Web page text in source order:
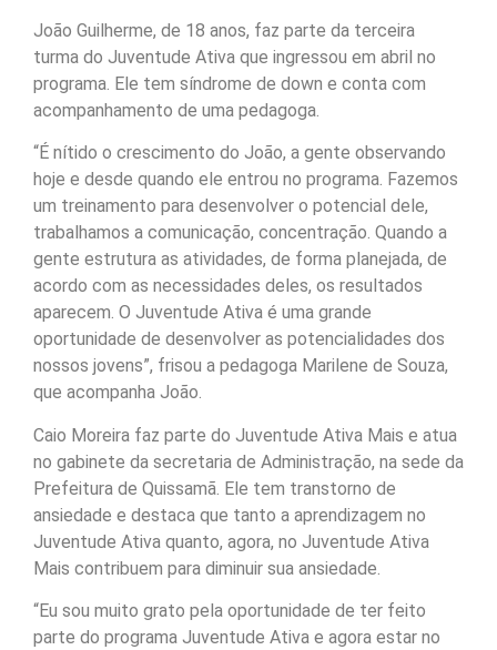
João Guilherme, de 18 anos, faz parte da terceira
turma do Juventude Ativa que ingressou em abril no
programa. Ele tem síndrome de down e conta com
acompanhamento de uma pedagoga.
“É nítido o crescimento do João, a gente observando
hoje e desde quando ele entrou no programa. Fazemos
um treinamento para desenvolver o potencial dele,
trabalhamos a comunicação, concentração. Quando a
gente estrutura as atividades, de forma planejada, de
acordo com as necessidades deles, os resultados
aparecem. O Juventude Ativa é uma grande
oportunidade de desenvolver as potencialidades dos
nossos jovens”, frisou a pedagoga Marilene de Souza,
que acompanha João.
Caio Moreira faz parte do Juventude Ativa Mais e atua
no gabinete da secretaria de Administração, na sede da
Prefeitura de Quissamã. Ele tem transtorno de
ansiedade e destaca que tanto a aprendizagem no
Juventude Ativa quanto, agora, no Juventude Ativa
Mais contribuem para diminuir sua ansiedade.
“Eu sou muito grato pela oportunidade de ter feito
parte do programa Juventude Ativa e agora estar no